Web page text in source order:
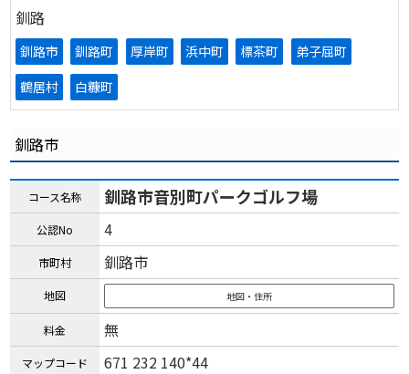
釧路
釧路市 釧路町 厚岸町 浜中町 標茶町
弟子屈町
鶴居村
白糠町
釧路市
コース名称 釧路市音別町パークゴルフ場
公認No 4
市町村 釧路市
地図 地図・住所
料金 無
マップコード 671 232 140*44